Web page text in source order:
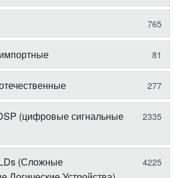
765
81
277
(цифровые сигнальные
2335
(Сложные
4225